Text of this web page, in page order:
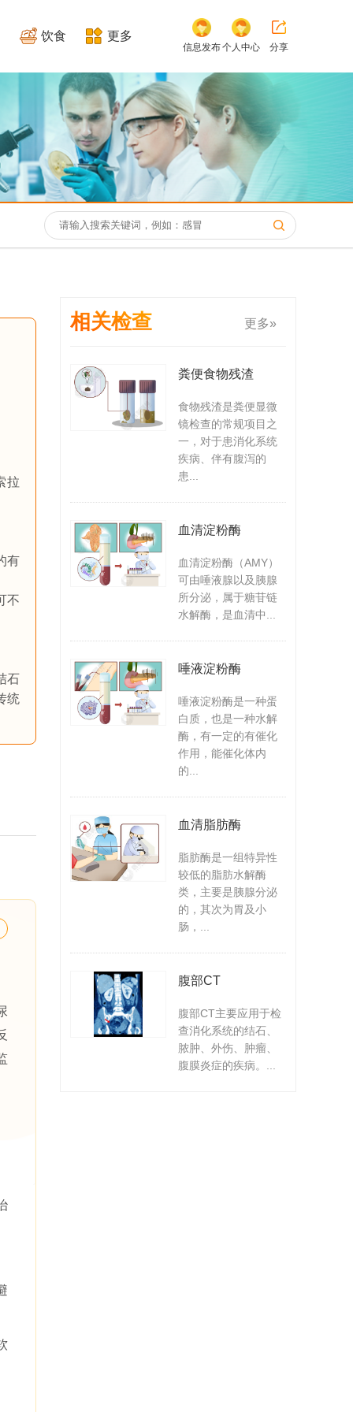
饮食 更多
信息发布个人中心 分享
拉
有
不
石
统
相关检查 更多»
粪便食物残渣
食物残渣是粪便显微
镜检查的常规项目之
一，对于患消化系统
疾病、伴有腹泻的
患...
血清淀粉酶
血清淀粉酶（AMY）
可由唾液腺以及胰腺
所分泌，属于糖苷链
水解酶，是血清中...
唾液淀粉酶
唾液淀粉酶是一种蛋
白质，也是一种水解
酶，有一定的有催化
作用，能催化体内
的...
血清脂肪酶
脂肪酶是一组特异性
较低的脂肪水解酶
类，主要是胰腺分泌
的，其次为胃及小
肠，...
腹部CT
腹部CT主要应用于检
查消化系统的结石、
脓肿、外伤、肿瘤、
腹膜炎症的疾病。...